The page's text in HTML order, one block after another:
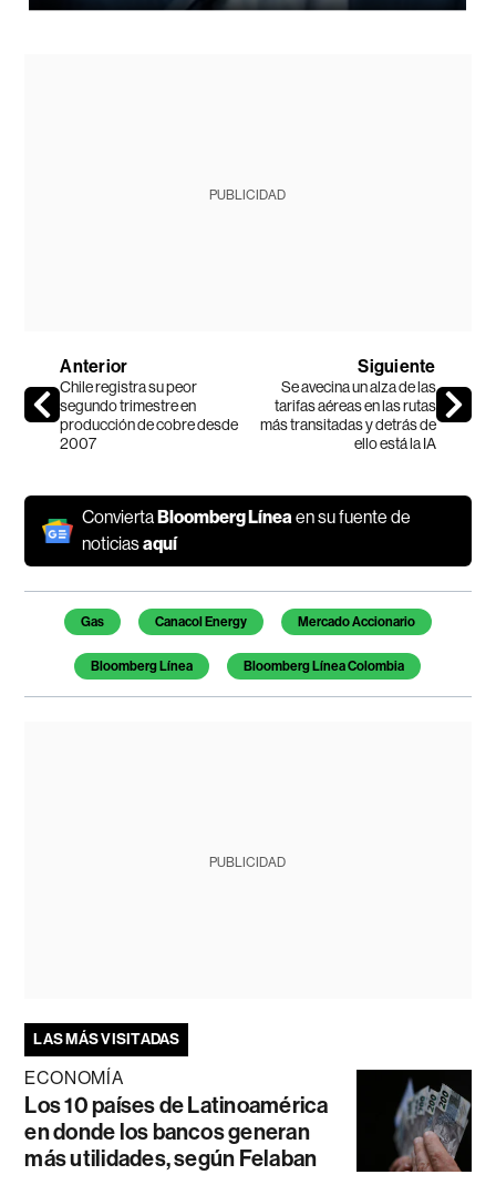
PUBLICIDAD
Anterior
Chile registra su peor
segundo trimestre en
producción de cobre desde
2007
Siguiente
Se avecina un alza de las
tarifas aéreas en las rutas
más transitadas y detrás de
ello está la IA
ConviertaBloomberg Líneaen su fuente de
noticiasaquí
Temas de este artículo
Gas Canacol Energy Mercado Accionario
Bloomberg Línea Bloomberg Línea Colombia
PUBLICIDAD
LAS MÁS VISITADAS
ECONOMÍA
Los 10 países de Latinoamérica
en donde los bancos generan
más utilidades, según Felaban